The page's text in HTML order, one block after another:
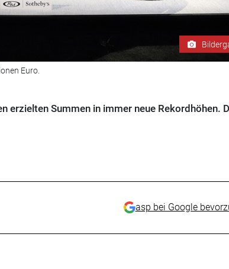
Euro.
erzielten Summen in immer neue Rekordhöhen.
asp bei Google